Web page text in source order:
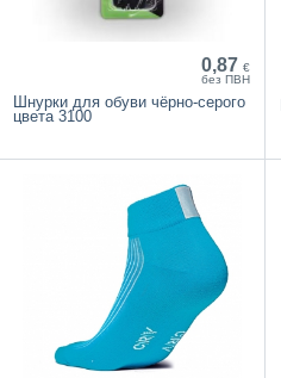
0,87 €
без ПВН
Шнурки для обуви чёрно-серого
цвета 3100